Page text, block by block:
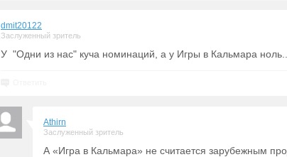
dmit20122
Заслуженный зритель
У "Одни из нас" куча номинаций, а у Игры в Кальмара ноль..
Athirn
Заслуженный зритель
А «Игра в Кальмара» не считается зарубежным